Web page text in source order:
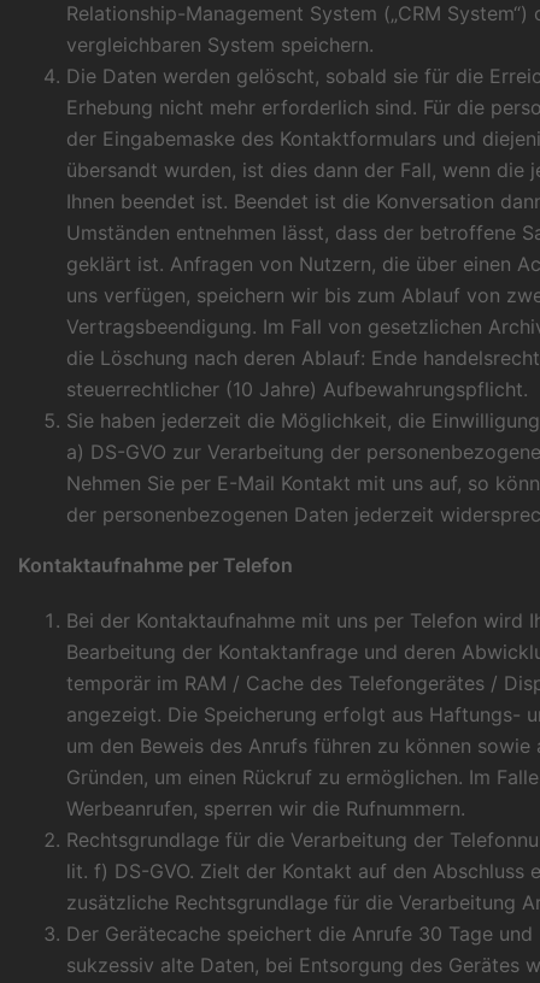
Relationship-Management System („CRM System“)
vergleichbaren System speichern.
Die Daten werden gelöscht, sobald sie für die
Erhebung nicht mehr erforderlich sind. Für die
der Eingabemaske des Kontaktformulars und
übersandt wurden, ist dies dann der Fall, wenn die
Ihnen beendet ist. Beendet ist die Konversation
Umständen entnehmen lässt, dass der betroffene
geklärt ist. Anfragen von Nutzern, die über einen
uns verfügen, speichern wir bis zum Ablauf von
Vertragsbeendigung. Im Fall von gesetzlichen
die Löschung nach deren Ablauf: Ende
steuerrechtlicher (10 Jahre) Aufbewahrungspflicht.
Sie haben jederzeit die Möglichkeit, die
a) DS-GVO zur Verarbeitung der
Nehmen Sie per E-Mail Kontakt mit uns auf, so
der personenbezogenen Daten jederzeit
Kontaktaufnahme per Telefon
Bei der Kontaktaufnahme mit uns per Telefon wird
Bearbeitung der Kontaktanfrage und deren
temporär im RAM / Cache des Telefongerätes /
angezeigt. Die Speicherung erfolgt aus Haftungs-
um den Beweis des Anrufs führen zu können
Gründen, um einen Rückruf zu ermöglichen. Im
Werbeanrufen, sperren wir die Rufnummern.
Rechtsgrundlage für die Verarbeitung der
lit. f) DS-GVO. Zielt der Kontakt auf den Abschluss
zusätzliche Rechtsgrundlage für die Verarbeitung
Der Gerätecache speichert die Anrufe 30 Tage
sukzessiv alte Daten, bei Entsorgung des Gerätes